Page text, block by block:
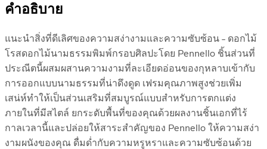
คำอธิบาย
แนะนำสิ่งที่ดีเลิศของความสง่างามและความซับซ้อน – ดอกไม้
โรสดอกไม้นามธรรมพิมพ์กรอบศิลปะโดย Pennello ชิ้นส่วนที่
ประณีตนี้ผสมผสานความงามที่ละเอียดอ่อนของกุหลาบเข้ากับ
การออกแบบนามธรรมที่น่าดึงดูด เฟรมคุณภาพสูงช่วยเพิ่ม
เสน่ห์ทำให้เป็นส่วนเสริมที่สมบูรณ์แบบสำหรับการตกแต่ง
ภายในที่มีสไตล์ ยกระดับพื้นที่ของคุณด้วยผลงานชิ้นเอกที่ไร้
กาลเวลานี้และปล่อยให้สาระสำคัญของ Pennello ให้ความสง่า
งามผนังของคุณ ดื่มด่ำกับความหรูหราและความซับซ้อนด้วย